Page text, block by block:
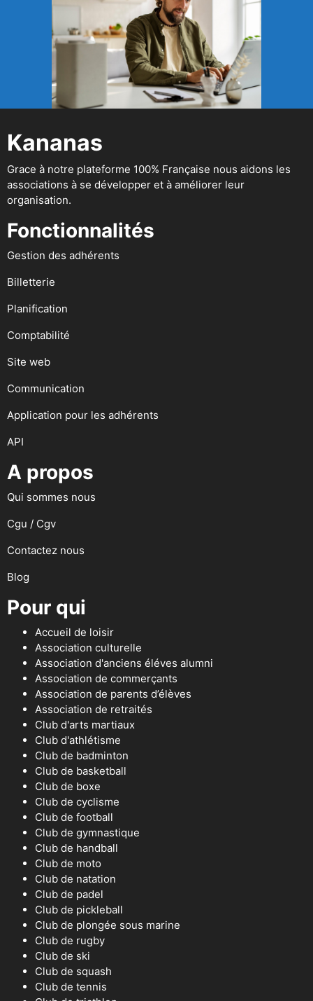
Kananas
Grace à notre plateforme 100% Française nous aidons les
associations à se développer et à améliorer leur
organisation.
Fonctionnalités
Gestion des adhérents
Billetterie
Planification
Comptabilité
Site web
Communication
Application pour les adhérents
API
A propos
Qui sommes nous
Cgu / Cgv
Contactez nous
Blog
Pour qui
Accueil de loisir
Association culturelle
Association d'anciens éléves alumni
Association de commerçants
Association de parents d’élèves
Association de retraités
Club d'arts martiaux
Club d'athlétisme
Club de badminton
Club de basketball
Club de boxe
Club de cyclisme
Club de football
Club de gymnastique
Club de handball
Club de moto
Club de natation
Club de padel
Club de pickleball
Club de plongée sous marine
Club de rugby
Club de ski
Club de squash
Club de tennis